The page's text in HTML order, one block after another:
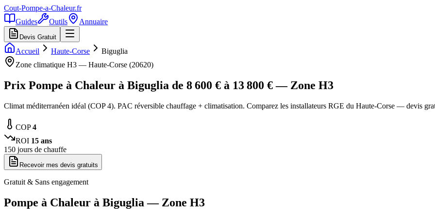
Cout-Pompe-a-Chaleur.fr
Guides
Outils Annuaire
Devis Gratuit
Accueil Haute-Corse
Biguglia
Zone climatique H3 — Haute-Corse (20620)
Prix Pompe à Chaleur à Biguglia de 8 600 € à 13 800 € — Zone H3
Climat méditerranéen idéal (COP 4). PAC réversible chauffage + climatisation. Comparez les installateurs RGE du Haute-Corse — devis
COP4
ROI 15 ans
150 jours de chauffe
Recevoir mes devis gratuits
Gratuit & Sans engagement
Pompe à Chaleur à Biguglia — Zone H3